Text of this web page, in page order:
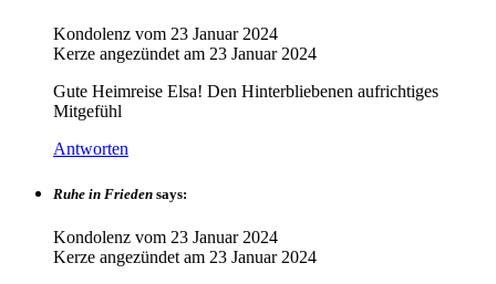
Kondolenz vom 23 Januar 2024
Kerze angezündet am 23 Januar 2024
Gute Heimreise Elsa! Den Hinterbliebenen aufrichtiges
Mitgefühl
Antworten
Ruhe in Frieden says:
Kondolenz vom 23 Januar 2024
Kerze angezündet am 23 Januar 2024